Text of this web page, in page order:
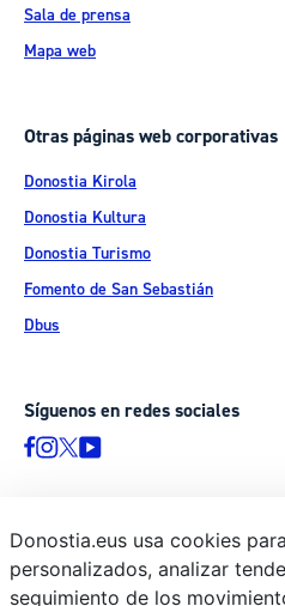
Sala de prensa
Mapa web
Otras páginas web corporativas
Donostia Kirola
Donostia Kultura
Donostia Turismo
Fomento de San Sebastián
Dbus
Síguenos en redes sociales
© Donostiako Udala - Ayuntamiento
Ijentea 1, 20003 Donostia / San
Donostia.eus usa cookies
personalizados, analizar
seguimiento de los